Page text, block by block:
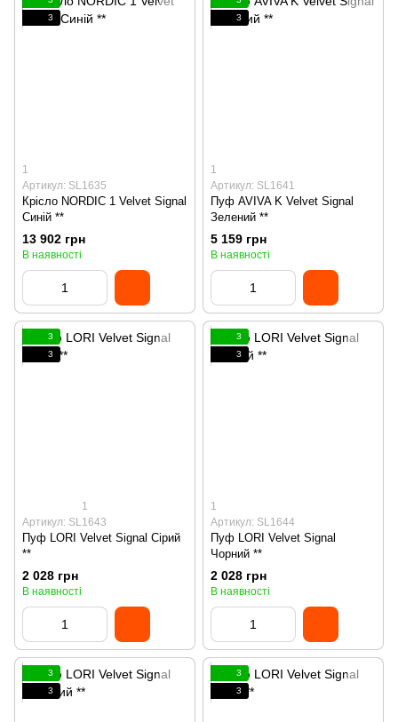
3
1
Артикул: SL1635
Крісло NORDIC 1 Velvet Signal
Синій **
13 902 грн
В наявності
3
1
Артикул: SL1641
Пуф AVIVA K Velvet Signal
Зелений **
5 159 грн
В наявності
3
3
1
Артикул: SL1643
Пуф LORI Velvet Signal Сірий
**
2 028 грн
В наявності
3
3
1
Артикул: SL1644
Пуф LORI Velvet Signal
Чорний **
2 028 грн
В наявності
3
3
3
3